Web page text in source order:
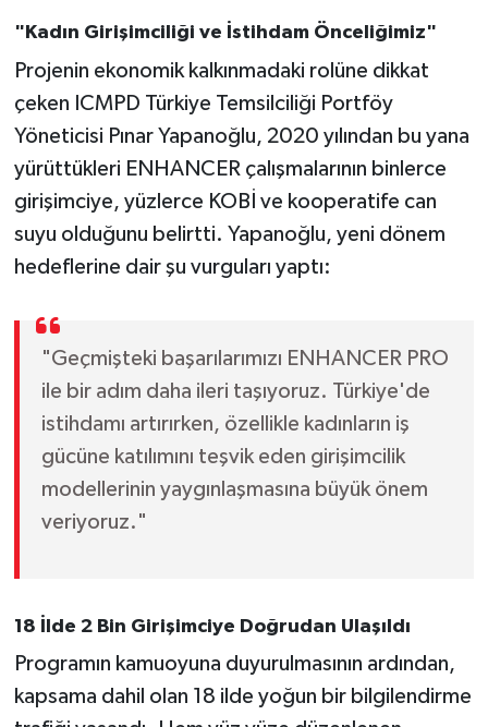
"Kadın Girişimciliği ve İstihdam Önceliğimiz"
Projenin ekonomik kalkınmadaki rolüne dikkat
çeken ICMPD Türkiye Temsilciliği Portföy
Yöneticisi Pınar Yapanoğlu, 2020 yılından bu yana
yürüttükleri ENHANCER çalışmalarının binlerce
girişimciye, yüzlerce KOBİ ve kooperatife can
suyu olduğunu belirtti. Yapanoğlu, yeni dönem
hedeflerine dair şu vurguları yaptı:
"Geçmişteki başarılarımızı ENHANCER PRO
ile bir adım daha ileri taşıyoruz. Türkiye'de
istihdamı artırırken, özellikle kadınların iş
gücüne katılımını teşvik eden girişimcilik
modellerinin yaygınlaşmasına büyük önem
veriyoruz."
18 İlde 2 Bin Girişimciye Doğrudan Ulaşıldı
Programın kamuoyuna duyurulmasının ardından,
kapsama dahil olan 18 ilde yoğun bir bilgilendirme